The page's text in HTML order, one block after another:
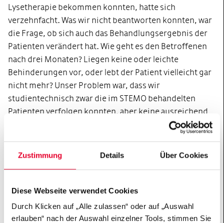
Zustimmung Details Über Cookies
Diese Webseite verwendet Cookies
Durch Klicken auf „Alle zulassen“ oder auf „Auswahl
erlauben“ nach der Auswahl einzelner Tools, stimmen Sie
Lysetherapie bekommen konnten, hatte sich
verzehnfacht. Was wir nicht beantworten konnten, war
die Frage, ob sich auch das Behandlungsergebnis der
Patienten verändert hat. Wie geht es den Betroffenen
nach drei Monaten? Liegen keine oder leichte
Behinderungen vor, oder lebt der Patient vielleicht gar
nicht mehr? Unser Problem war, dass wir
studientechnisch zwar die im STEMO behandelten
Patienten verfolgen konnten, aber keine ausreichend
Wie haben Sie das Problem gelöst?
Die große Herausforderung für unsere Studie war,
Schlaganfallpatienten nachzuverfolgen, und zwar aus